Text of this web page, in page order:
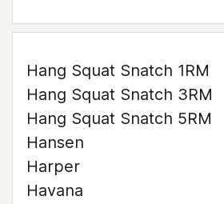
Hang Squat Snatch 1RM
Hang Squat Snatch 3RM
Hang Squat Snatch 5RM
Hansen
Harper
Havana